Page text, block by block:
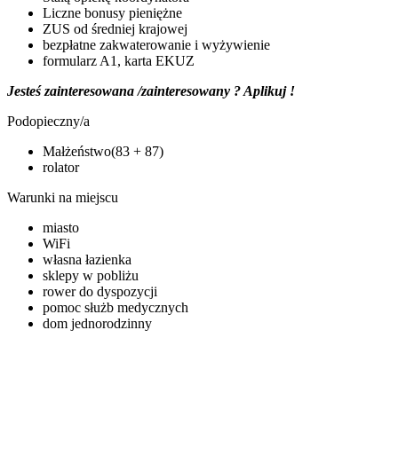
Liczne bonusy pieniężne
ZUS od średniej krajowej
bezpłatne zakwaterowanie i wyżywienie
formularz A1, karta EKUZ
Jesteś zainteresowana /zainteresowany ? Aplikuj !
Podopieczny/a
Małżeństwo(83 + 87)
rolator
Warunki na miejscu
miasto
WiFi
własna łazienka
sklepy w pobliżu
rower do dyspozycji
pomoc służb medycznych
dom jednorodzinny